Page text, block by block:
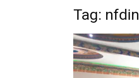
Tag: nfdin